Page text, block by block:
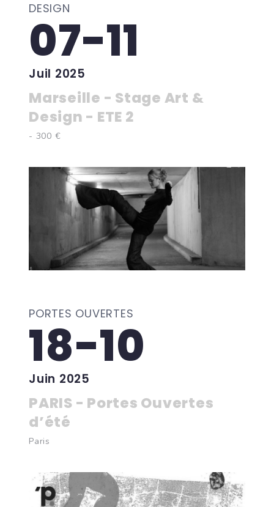
DESIGN
07-11
Juil 2025
Marseille - Stage Art &
Design - ETE 2
- 300 €
PORTES OUVERTES
18-10
Juin 2025
PARIS - Portes Ouvertes
d’été
Paris